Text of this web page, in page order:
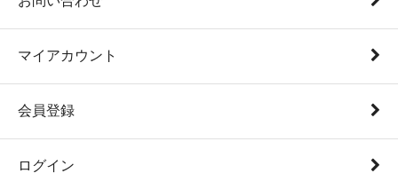
マイアカウント
会員登録
ログイン